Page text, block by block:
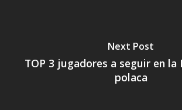
Next Post
TOP 3 jugadores a seguir en la
polaca